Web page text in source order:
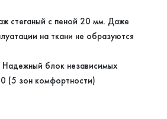
стеганый с пеной 20 мм. Даже
на ткани не образуются
Надежный блок независимых
(5 зон комфортности)